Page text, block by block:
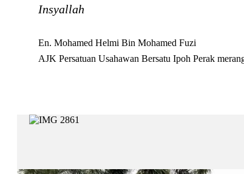
Insyallah
En. Mohamed Helmi Bin Mohamed Fuzi
AJK Persatuan Usahawan Bersatu Ipoh Perak